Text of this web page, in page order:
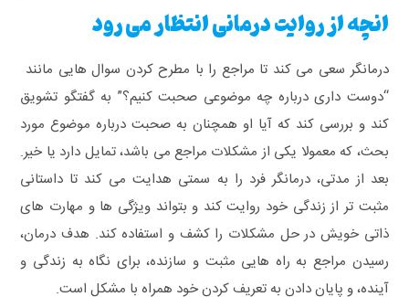
انچه از روایت درمانی انتظار می رود
درمانگر سعی می کند تا مراجع را با مطرح کردن سوال هایی مانند
“دوست داری درباره چه موضوعی صحبت کنیم؟” به گفتگو تشویق
کند و بررسی کند که آیا او همچنان به صحبت درباره موضوع مورد
بحث، که معمولا یکی از مشکلات مراجع می باشد، تمایل دارد یا خیر.
بعد از مدتی، درمانگر فرد را به سمتی هدایت می کند تا داستانی
مثبت تر از زندگی خود روایت کند و بتواند ویژگی ها و مهارت های
ذاتی خویش در حل مشکلات را کشف و استفاده کند. هدف درمان،
رسیدن مراجع به راه هایی مثبت و سازنده، برای نگاه به زندگی و
آینده، و پایان دادن به تعریف کردن خود همراه با مشکل است.